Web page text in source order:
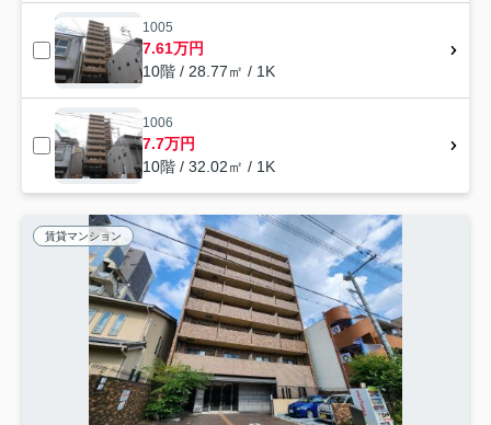
1005
7.61万円
10階 / 28.77㎡ / 1K
1006
7.7万円
10階 / 32.02㎡ / 1K
賃貸マンション